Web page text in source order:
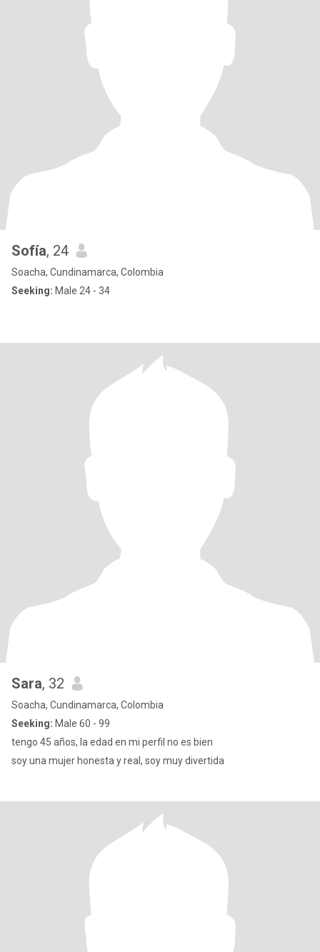
Sofía, 24
Soacha, Cundinamarca, Colombia
Seeking: Male 24 - 34
Sara, 32
Soacha, Cundinamarca, Colombia
Seeking: Male 60 - 99
tengo 45 años, la edad en mi perfil no es bien
soy una mujer honesta y real, soy muy divertida